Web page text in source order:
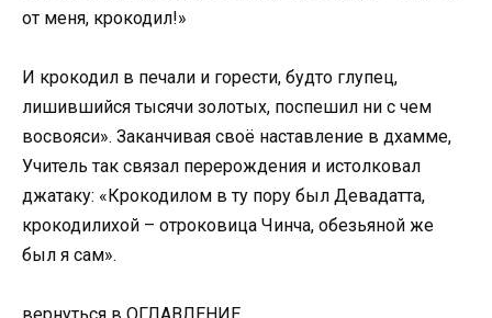
от меня, крокодил!»
И крокодил в печали и горести, будто глупец,
лишившийся тысячи золотых, поспешил ни с чем
восвояси». Заканчивая своё наставление в дхамме,
Учитель так связал перерождения и истолковал
джатаку: «Крокодилом в ту пору был Девадатта,
крокодилихой – отроковица Чинча, обезьяной же
был я сам».